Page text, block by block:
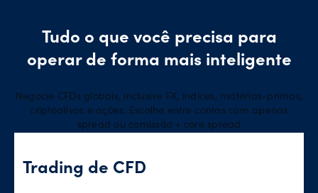
Tudo o que você precisa para
operar de forma mais inteligente
Negocie CFDs globais, inclusive FX, índices, matérias-primas,
criptoativos e ações. Escolhe entre contas com apenas
spread ou comissão + core spread
Trading de CFD